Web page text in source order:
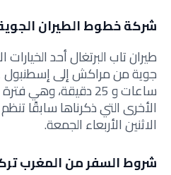
شركة خطوط الطيران الجوية
طيران تاب البرتغال أحد
ساعات و 25 دقيقة،
الأخرى التي ذكرناها سابقًا
الاثنين الأربعاء الجمعة.
شروط السفر من المغرب